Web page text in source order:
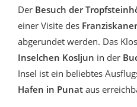
Der Besuch der
einer Visite des
abgerundet werden. Das
Inselchen Kosljun in der
Insel ist ein beliebtes
Hafen in Punat aus